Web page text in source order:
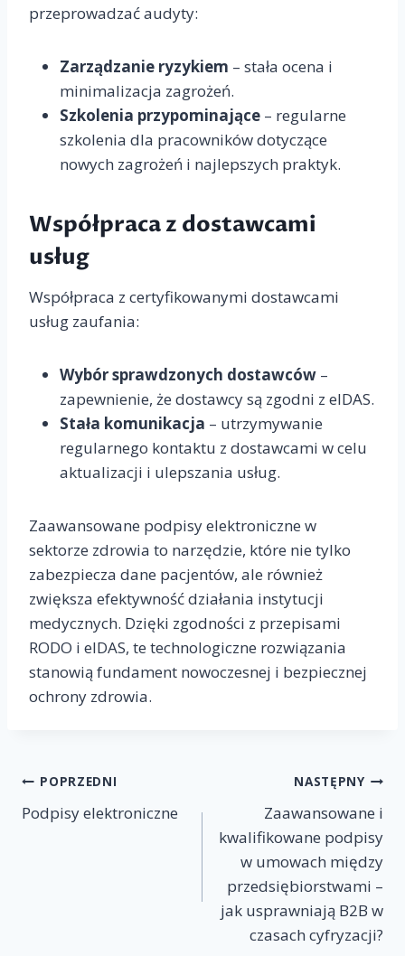
przeprowadzać audyty:
Zarządzanie ryzykiem – stała ocena i
minimalizacja zagrożeń.
Szkolenia przypominające – regularne
szkolenia dla pracowników dotyczące
nowych zagrożeń i najlepszych praktyk.
Współpraca z dostawcami
usług
Współpraca z certyfikowanymi dostawcami
usług zaufania:
Wybór sprawdzonych dostawców –
zapewnienie, że dostawcy są zgodni z eIDAS.
Stała komunikacja – utrzymywanie
regularnego kontaktu z dostawcami w celu
aktualizacji i ulepszania usług.
Zaawansowane podpisy elektroniczne w
sektorze zdrowia to narzędzie, które nie tylko
zabezpiecza dane pacjentów, ale również
zwiększa efektywność działania instytucji
medycznych. Dzięki zgodności z przepisami
RODO i eIDAS, te technologiczne rozwiązania
stanowią fundament nowoczesnej i bezpiecznej
ochrony zdrowia.
Nawigacja
wpisu
POPRZEDNI
Podpisy elektroniczne
NASTĘPNY
Zaawansowane i
kwalifikowane podpisy
w umowach między
przedsiębiorstwami –
jak usprawniają B2B w
czasach cyfryzacji?